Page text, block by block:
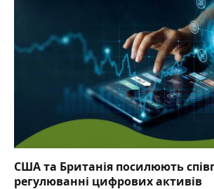
США та Британія посилюють
регулюванні цифрових активів